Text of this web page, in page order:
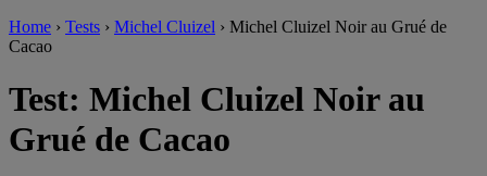
Home › Tests › Michel Cluizel › Michel Cluizel Noir au Grué de
Cacao
Test: Michel Cluizel Noir au
Grué de Cacao